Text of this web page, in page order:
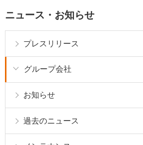
ニュース・お知らせ
プレスリリース
グループ会社
お知らせ
過去のニュース